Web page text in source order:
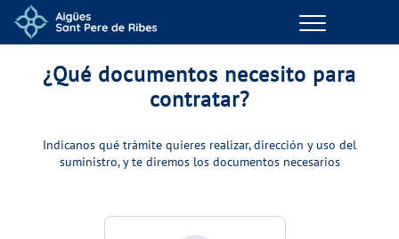
Menu
GESTIONES ONLINE
TU SERVICIO
VER TODAS LAS GESTIONES
¿Qué documentos necesito para
contratar?
Indicanos qué trámite quieres realizar, dirección y uso del
suministro, y te diremos los documentos necesarios